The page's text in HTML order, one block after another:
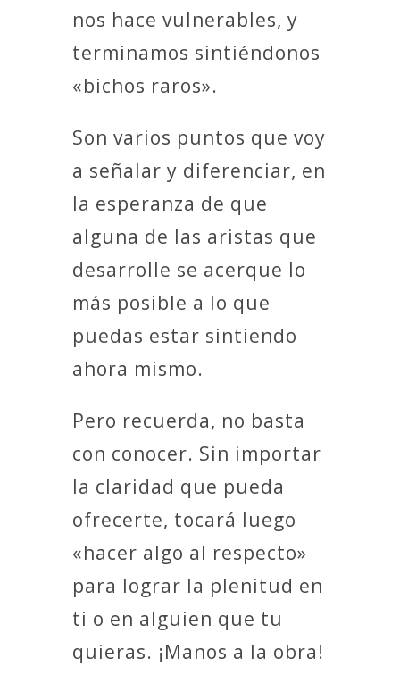
nos hace vulnerables, y
terminamos sintiéndonos
«bichos raros».
Son varios puntos que voy
a señalar y diferenciar, en
la esperanza de que
alguna de las aristas que
desarrolle se acerque lo
más posible a lo que
puedas estar sintiendo
ahora mismo.
Pero recuerda, no basta
con conocer. Sin importar
la claridad que pueda
ofrecerte, tocará luego
«hacer algo al respecto»
para lograr la plenitud en
ti o en alguien que tu
quieras. ¡Manos a la obra!